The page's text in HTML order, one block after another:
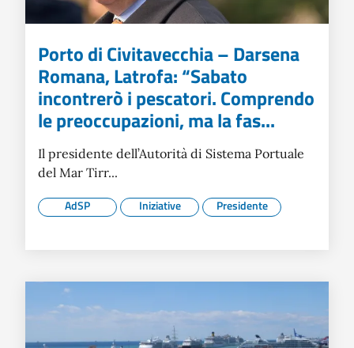
Porto di Civitavecchia – Darsena
Romana, Latrofa: “Sabato
incontrerò i pescatori. Comprendo
le preoccupazioni, ma la fas...
Il presidente dell’Autorità di Sistema Portuale
del Mar Tirr...
AdSP Iniziative Presidente